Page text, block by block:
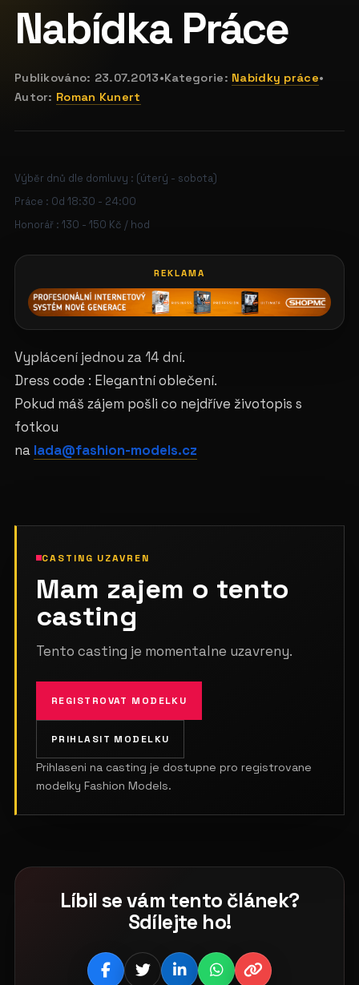
Nabídka Práce
Publikováno: 23.07.2013•Kategorie: Nabídky práce•
Autor: Roman Kunert
Výběr dnů dle domluvy : (úterý - sobota)
Práce : Od 18:30 - 24:00
Honorář : 130 - 150 Kč / hod
REKLAMA
Vyplácení jednou za 14 dní.
Dress code : Elegantní oblečení.
Pokud máš zájem pošli co nejdříve životopis s
fotkou
na lada@fashion-models.cz
CASTING UZAVREN
Mam zajem o tento
casting
Tento casting je momentalne uzavreny.
REGISTROVAT MODELKU
PRIHLASIT MODELKU
Prihlaseni na casting je dostupne pro registrovane
modelky Fashion Models.
Líbil se vám tento článek?
Sdílejte ho!